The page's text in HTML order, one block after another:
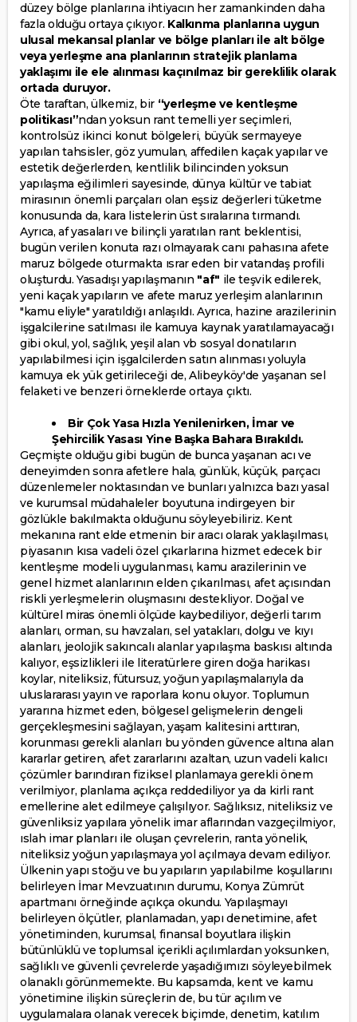
düzey bölge planlarına ihtiyacın her zamankinden daha
fazla olduğu ortaya çıkıyor. Kalkınma planlarına uygun
ulusal mekansal planlar ve bölge planları ile alt bölge
veya yerleşme ana planlarının stratejik planlama
yaklaşımı ile ele alınması kaçınılmaz bir gereklilik olarak
ortada duruyor.
Öte taraftan, ülkemiz, bir “yerleşme ve kentleşme
politikası”ndan yoksun rant temelli yer seçimleri,
kontrolsüz ikinci konut bölgeleri, büyük sermayeye
yapılan tahsisler, göz yumulan, affedilen kaçak yapılar ve
estetik değerlerden, kentlilik bilincinden yoksun
yapılaşma eğilimleri sayesinde, dünya kültür ve tabiat
mirasının önemli parçaları olan eşsiz değerleri tüketme
konusunda da, kara listelerin üst sıralarına tırmandı.
Ayrıca, af yasaları ve bilinçli yaratılan rant beklentisi,
bugün verilen konuta razı olmayarak canı pahasına afete
maruz bölgede oturmakta ısrar eden bir vatandaş profili
oluşturdu. Yasadışı yapılaşmanın "af" ile teşvik edilerek,
yeni kaçak yapıların ve afete maruz yerleşim alanlarının
"kamu eliyle" yaratıldığı anlaşıldı. Ayrıca, hazine arazilerinin
işgalcilerine satılması ile kamuya kaynak yaratılamayacağı
gibi okul, yol, sağlık, yeşil alan vb sosyal donatıların
yapılabilmesi için işgalcilerden satın alınması yoluyla
kamuya ek yük getirileceği de, Alibeyköy'de yaşanan sel
felaketi ve benzeri örneklerde ortaya çıktı.
Bir Çok Yasa Hızla Yenilenirken, İmar ve
Şehircilik Yasası Yine Başka Bahara Bırakıldı.
Geçmişte olduğu gibi bugün de bunca yaşanan acı ve
deneyimden sonra afetlere hala, günlük, küçük, parçacı
düzenlemeler noktasından ve bunları yalnızca bazı yasal
ve kurumsal müdahaleler boyutuna indirgeyen bir
gözlükle bakılmakta olduğunu söyleyebiliriz. Kent
mekanına rant elde etmenin bir aracı olarak yaklaşılması,
piyasanın kısa vadeli özel çıkarlarına hizmet edecek bir
kentleşme modeli uygulanması, kamu arazilerinin ve
genel hizmet alanlarının elden çıkarılması, afet açısından
riskli yerleşmelerin oluşmasını destekliyor. Doğal ve
kültürel miras önemli ölçüde kaybediliyor, değerli tarım
alanları, orman, su havzaları, sel yatakları, dolgu ve kıyı
alanları, jeolojik sakıncalı alanlar yapılaşma baskısı altında
kalıyor, eşsizlikleri ile literatürlere giren doğa harikası
koylar, niteliksiz, fütursuz, yoğun yapılaşmalarıyla da
uluslararası yayın ve raporlara konu oluyor. Toplumun
yararına hizmet eden, bölgesel gelişmelerin dengeli
gerçekleşmesini sağlayan, yaşam kalitesini arttıran,
korunması gerekli alanları bu yönden güvence altına alan
kararlar getiren, afet zararlarını azaltan, uzun vadeli kalıcı
çözümler barındıran fiziksel planlamaya gerekli önem
verilmiyor, planlama açıkça reddediliyor ya da kirli rant
emellerine alet edilmeye çalışılıyor. Sağlıksız, niteliksiz ve
güvenliksiz yapılara yönelik imar aflarından vazgeçilmiyor,
ıslah imar planları ile oluşan çevrelerin, ranta yönelik,
niteliksiz yoğun yapılaşmaya yol açılmaya devam ediliyor.
Ülkenin yapı stoğu ve bu yapıların yapılabilme koşullarını
belirleyen İmar Mevzuatının durumu, Konya Zümrüt
apartmanı örneğinde açıkça okundu. Yapılaşmayı
belirleyen ölçütler, planlamadan, yapı denetimine, afet
yönetiminden, kurumsal, finansal boyutlara ilişkin
bütünlüklü ve toplumsal içerikli açılımlardan yoksunken,
sağlıklı ve güvenli çevrelerde yaşadığımızı söyleyebilmek
olanaklı görünmemekte. Bu kapsamda, kent ve kamu
yönetimine ilişkin süreçlerin de, bu tür açılım ve
uygulamalara olanak verecek biçimde, denetim, katılım